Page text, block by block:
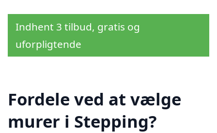
Indhent 3 tilbud, gratis og
uforpligtende
Fordele ved at vælge
murer i Stepping?